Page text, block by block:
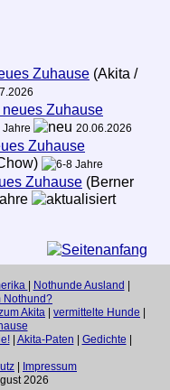
Zuhause (Akita /
Zuhause
20.06.2026
Zuhause
Zuhause (Berner
| Nothunde Ausland |
Nothund?
Akita | vermittelte Hunde |
| Akita-Paten | Gedichte |
| Impressum
2026